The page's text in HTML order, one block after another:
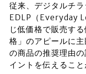
従来、デジタルチ
EDLP（Everyday
じ低価格で販売す
格」のアピールに
の商品の推奨理由
イントを伝えること